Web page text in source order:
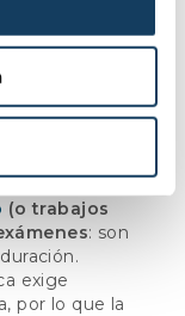
en el
Agile, verás
como:
(o trabajos
: son
exige
por lo que la